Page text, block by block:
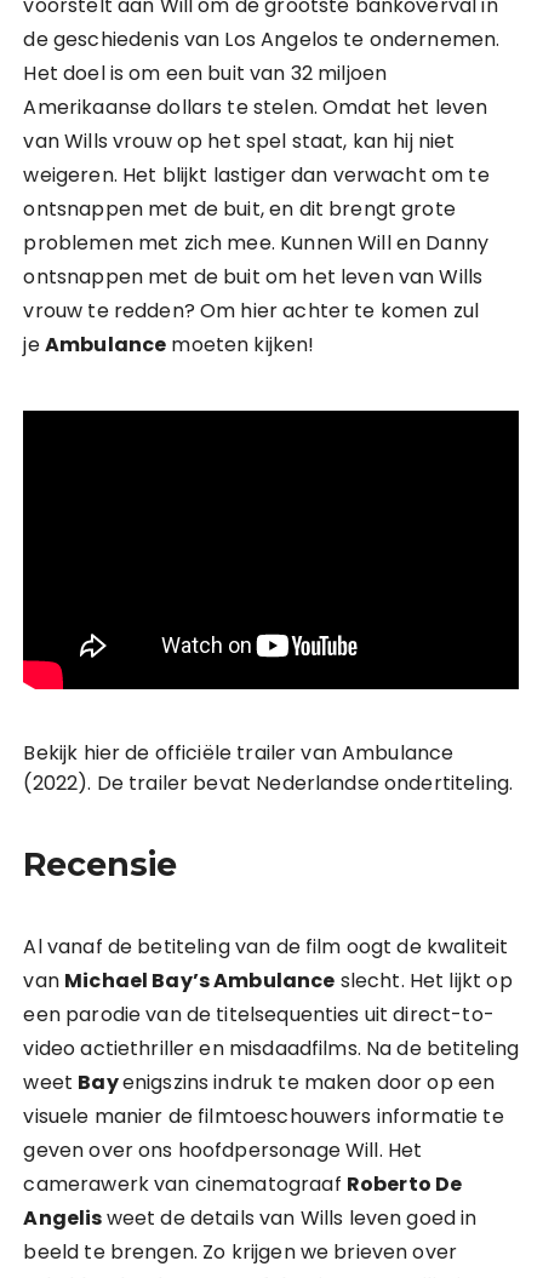
de geschiedenis van Los Angelos te ondernemen.
Het doel is om een buit van 32 miljoen
Amerikaanse dollars te stelen. Omdat het leven
van Wills vrouw op het spel staat, kan hij niet
weigeren. Het blijkt lastiger dan verwacht om te
ontsnappen met de buit, en dit brengt grote
problemen met zich mee. Kunnen Will en Danny
ontsnappen met de buit om het leven van Wills
vrouw te redden? Om hier achter te komen zul
jeAmbulance moeten kijken!
Bekijk hier de officiële trailer van Ambulance
(2022). De trailer bevat Nederlandse ondertiteling.
Recensie
Al vanaf de betiteling van de film oogt de kwaliteit
van Michael Bay’s Ambulance slecht. Het lijkt op
een parodie van de titelsequenties uit direct-to-
video actiethriller en misdaadfilms. Na de betiteling
weet Bayenigszins indruk te maken door op een
visuele manier de filmtoeschouwers informatie te
geven over ons hoofdpersonage Will. Het
camerawerk van cinematograaf Roberto De
Angelisweet de details van Wills leven goed in
beeld te brengen. Zo krijgen we brieven over